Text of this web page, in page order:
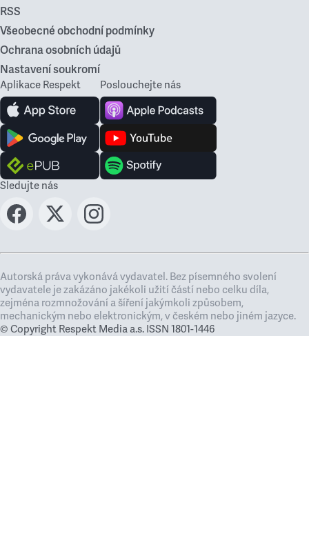
RSS
Všeobecné obchodní podmínky
Ochrana osobních údajů
Nastavení soukromí
Aplikace Respekt Poslouchejte nás
Sledujte nás
Autorská práva vykonává vydavatel. Bez písemného svolení
vydavatele je zakázáno jakékoli užití částí nebo celku díla,
zejména rozmnožování a šíření jakýmkoli způsobem,
mechanickým nebo elektronickým, v českém nebo jiném jazyce.
© Copyright Respekt Media a.s. ISSN 1801-1446